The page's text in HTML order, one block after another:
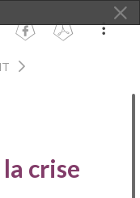
crise